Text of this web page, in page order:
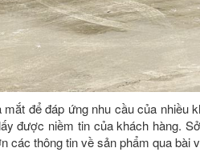
để đáp ứng nhu cầu của
được niềm tin của khách hàng.
các thông tin về sản phẩm qua bài